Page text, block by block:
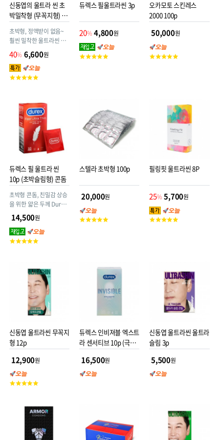
신동엽의 울트라 씬 초
박밀착형 (무꼭지형) 8P
초박형, 정액받이 없음~
훨씬 밀착한 울트라씬 리
얼 타이트(Real Tight)! -
신동엽 콘돔-
40% 6,600원
고
듀렉스 필울트라씬 3p
20% 4,800원
고
오카모토 스킨레스
2000 100p
50,000원
고
듀렉스 필 울트라 씬
10p (초박슬림형) 콘돔
초박형 콘돔, 친밀감 상승
을 위한 얇은 두께 Durex
Feel Ultra Thin
14,500원
고
스텔라 초박형 100p
20,000원
고
필링핏 울트라씬 8P
25% 5,700원
고
신동엽 울트라씬 무꼭지
형 12p
12,900원
고
듀렉스 인비져블 엑스트
라 센서티브 10p (극초
16,500원
신동엽 울트라씬 울트라
슬림 3p
5,500원